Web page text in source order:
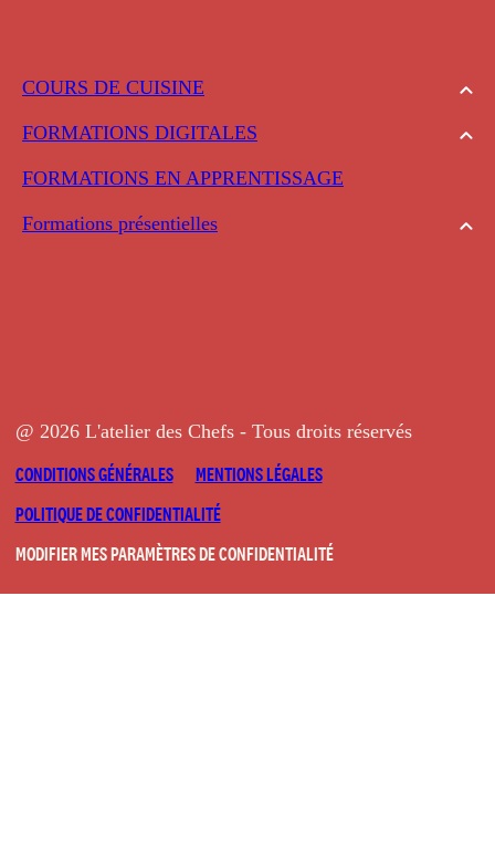
COURS DE CUISINE
FORMATIONS DIGITALES
FORMATIONS EN APPRENTISSAGE
Formations présentielles
@ 2026 L'atelier des Chefs - Tous droits réservés
CONDITIONS GÉNÉRALES
MENTIONS LÉGALES
POLITIQUE DE CONFIDENTIALITÉ
MODIFIER MES PARAMÈTRES DE CONFIDENTIALITÉ